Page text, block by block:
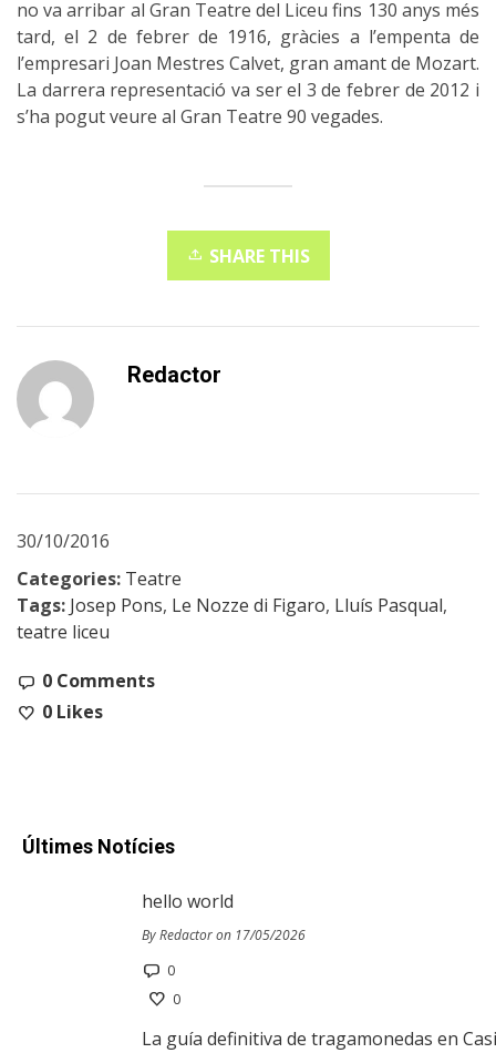
no va arribar al Gran Teatre del Liceu fins 130 anys més
tard, el 2 de febrer de 1916, gràcies a l’empenta de
l’empresari Joan Mestres Calvet, gran amant de Mozart.
La darrera representació va ser el 3 de febrer de 2012 i
s’ha pogut veure al Gran Teatre 90 vegades.
SHARE THIS
Redactor
30/10/2016
Categories: Teatre
Tags: Josep Pons, Le Nozze di Figaro, Lluís Pasqual,
teatre liceu
0 Comments
0 Likes
Últimes Notícies
hello world
By Redactor on 17/05/2026
0
0
La guía definitiva de tragamonedas en